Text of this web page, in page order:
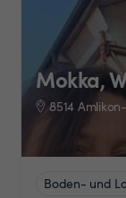
Mokka,
8514
Boden- und